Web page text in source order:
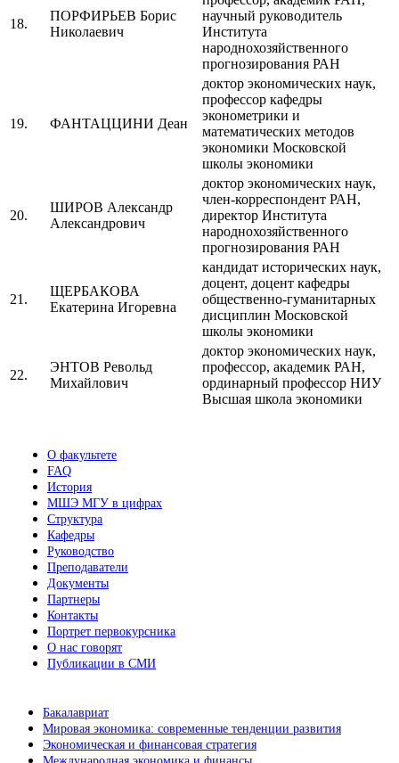
18.
ПОРФИРЬЕВ Борис
Николаевич
научный руководитель
Института
народнохозяйственного
прогнозирования РАН
19. ФАНТАЦЦИНИ Деан
доктор экономических наук,
профессор кафедры
эконометрики и
математических методов
экономики Московской
школы экономики
20.
ШИРОВ Александр
Александрович
доктор экономических наук,
член-корреспондент РАН,
директор Института
народнохозяйственного
прогнозирования РАН
21.
ЩЕРБАКОВА
Екатерина Игоревна
кандидат исторических наук,
доцент, доцент кафедры
общественно-гуманитарных
дисциплин Московской
школы экономики
22.
ЭНТОВ Револьд
Михайлович
доктор экономических наук,
профессор, академик РАН,
ординарный профессор НИУ
Высшая школа экономики
О факультете
FAQ
История
МШЭ МГУ в цифрах
Структура
Кафедры
Руководство
Преподаватели
Документы
Партнеры
Контакты
Портрет первокурсника
О нас говорят
Публикации в СМИ
Бакалавриат
Мировая экономика: современные тенденции развития
Экономическая и финансовая стратегия